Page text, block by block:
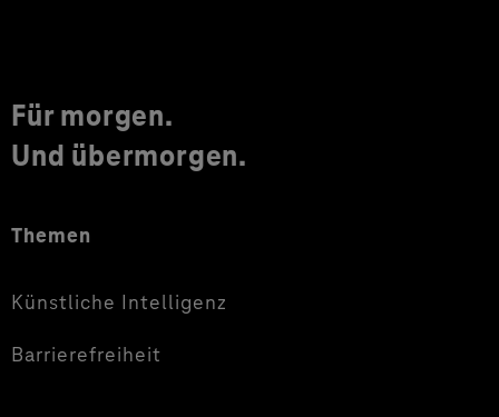
Für morgen.
Und übermorgen.
Themen
Künstliche Intelligenz
Barrierefreiheit